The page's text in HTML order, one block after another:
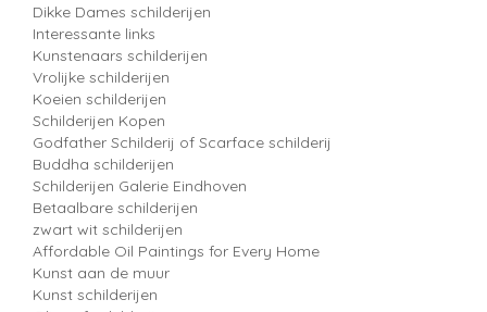
Dikke Dames schilderijen
Interessante links
Kunstenaars schilderijen
Vrolijke schilderijen
Koeien schilderijen
Schilderijen Kopen
Godfather Schilderij of Scarface schilderij
Buddha schilderijen
Schilderijen Galerie Eindhoven
Betaalbare schilderijen
zwart wit schilderijen
Affordable Oil Paintings for Every Home
Kunst aan de muur
Kunst schilderijen